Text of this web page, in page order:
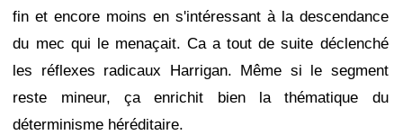
fin et encore moins en s'intéressant à la descendance
du mec qui le menaçait. Ca a tout de suite déclenché
les réflexes radicaux Harrigan. Même si le segment
reste mineur, ça enrichit bien la thématique du
déterminisme héréditaire.